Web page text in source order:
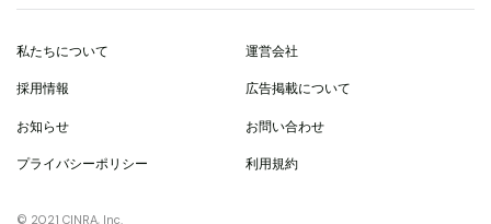
私たちについて 運営会社
採用情報 広告掲載について
お知らせ お問い合わせ
プライバシーポリシー 利用規約
© 2021 CINRA, Inc.